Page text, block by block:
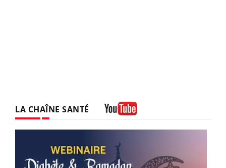
LA CHAÎNE SANTÉ